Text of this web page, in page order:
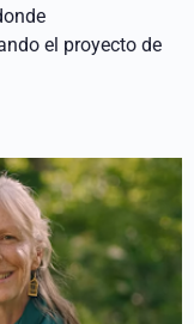
el proyecto de